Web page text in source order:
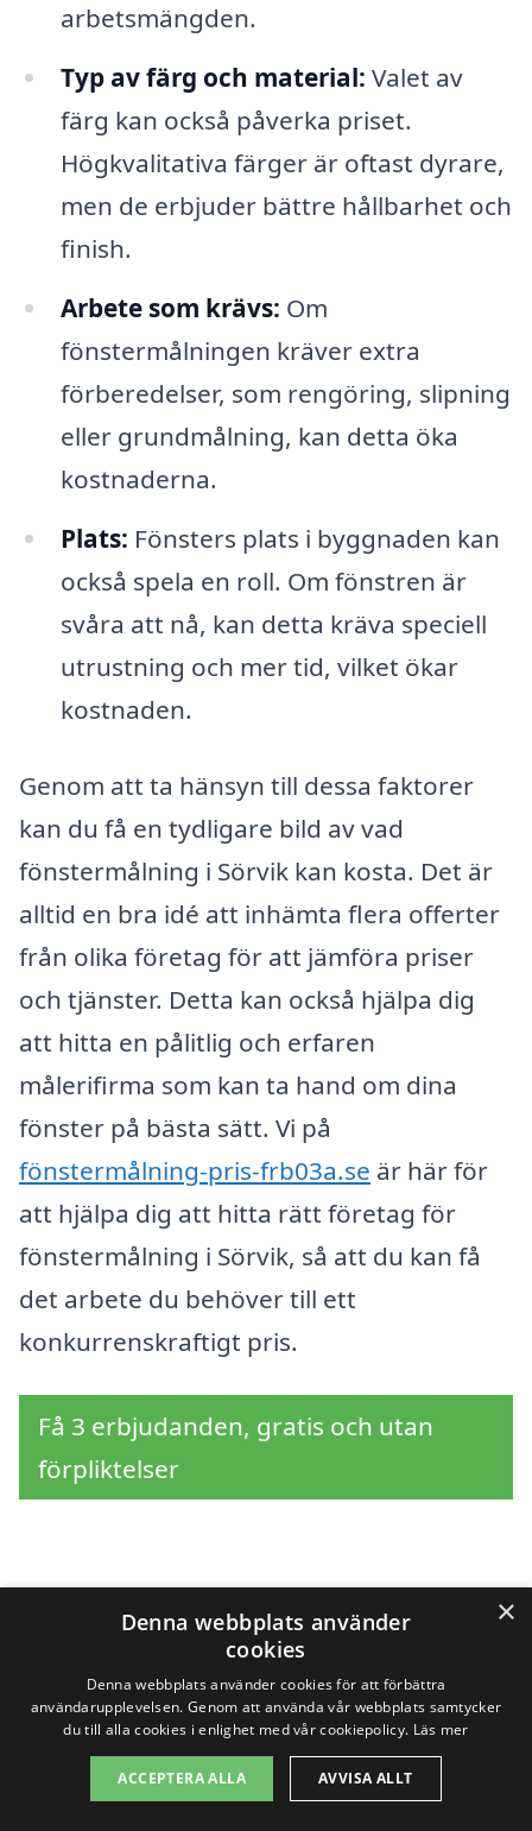
arbetsmängden.
Typ av färg och material: Valet av
färg kan också påverka priset.
Högkvalitativa färger är oftast dyrare,
men de erbjuder bättre hållbarhet och
finish.
Arbete som krävs: Om
fönstermålningen kräver extra
förberedelser, som rengöring, slipning
eller grundmålning, kan detta öka
kostnaderna.
Plats: Fönsters plats i byggnaden kan
också spela en roll. Om fönstren är
svåra att nå, kan detta kräva speciell
utrustning och mer tid, vilket ökar
kostnaden.
Genom att ta hänsyn till dessa faktorer
kan du få en tydligare bild av vad
fönstermålning i Sörvik kan kosta. Det är
alltid en bra idé att inhämta flera offerter
från olika företag för att jämföra priser
och tjänster. Detta kan också hjälpa dig
att hitta en pålitlig och erfaren
målerifirma som kan ta hand om dina
fönster på bästa sätt. Vi på
fönstermålning-pris-frb03a.se är här för
att hjälpa dig att hitta rätt företag för
fönstermålning i Sörvik, så att du kan få
det arbete du behöver till ett
konkurrenskraftigt pris.
Få 3 erbjudanden, gratis och utan
förpliktelser
Sök efter en
professionell för
fönstermålning i andra
städer nära Sörvik
×
Denna webbplats använder
cookies
Denna webbplats använder cookies för att förbättra
användarupplevelsen. Genom att använda vår webbplats samtycker
du till alla cookies i enlighet med vår cookiepolicy. Läs mer
ACCEPTERA ALLA AVVISA ALLT